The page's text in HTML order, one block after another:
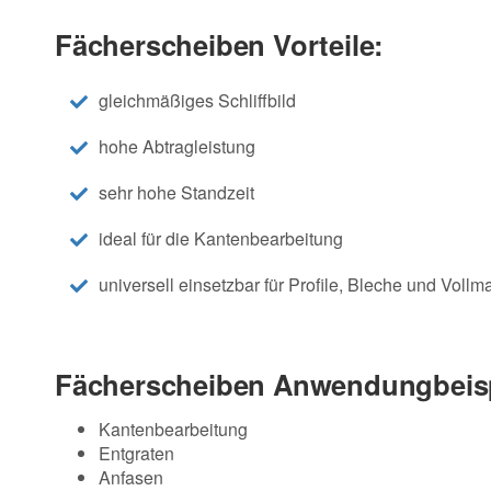
Fächerscheiben Vorteile:
gleichmäßiges Schliffbild
hohe Abtragleistung
sehr hohe Standzeit
ideal für die Kantenbearbeitung
universell einsetzbar für Profile, Bleche und
Fächerscheiben
Kantenbearbeitung
Entgraten
Anfasen